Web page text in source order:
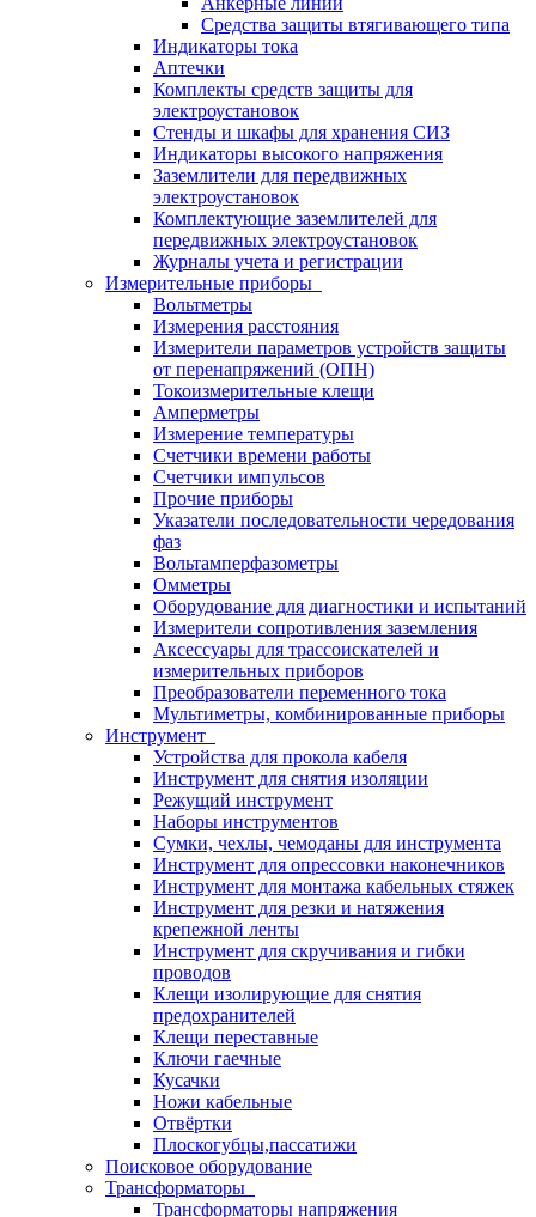
Средства защиты втягивающего типа
Индикаторы тока
Аптечки
Комплекты средств защиты для
электроустановок
Стенды и шкафы для хранения СИЗ
Индикаторы высокого напряжения
Заземлители для передвижных
электроустановок
Комплектующие заземлителей для
передвижных электроустановок
Журналы учета и регистрации
Измерительные приборы
Вольтметры
Измерения расстояния
Измерители параметров устройств защиты
от перенапряжений (ОПН)
Токоизмерительные клещи
Амперметры
Измерение температуры
Счетчики времени работы
Счетчики импульсов
Прочие приборы
Указатели последовательности чередования
фаз
Вольтамперфазометры
Омметры
Оборудование для диагностики и испытаний
Измерители сопротивления заземления
Аксессуары для трассоискателей и
измерительных приборов
Преобразователи переменного тока
Мультиметры, комбинированные приборы
Инструмент
Устройства для прокола кабеля
Инструмент для снятия изоляции
Режущий инструмент
Наборы инструментов
Сумки, чехлы, чемоданы для инструмента
Инструмент для опрессовки наконечников
Инструмент для монтажа кабельных стяжек
Инструмент для резки и натяжения
крепежной ленты
Инструмент для скручивания и гибки
проводов
Клещи изолирующие для снятия
предохранителей
Клещи переставные
Ключи гаечные
Кусачки
Ножи кабельные
Отвёртки
Плоскогубцы,пассатижи
Поисковое оборудование
Трансформаторы
Трансформаторы напряжения